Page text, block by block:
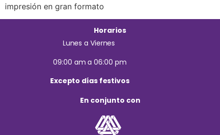
impresión en gran formato
Horarios
Lunes a Viernes
09:00 am a 06:00 pm
Excepto días festivos
En conjunto con